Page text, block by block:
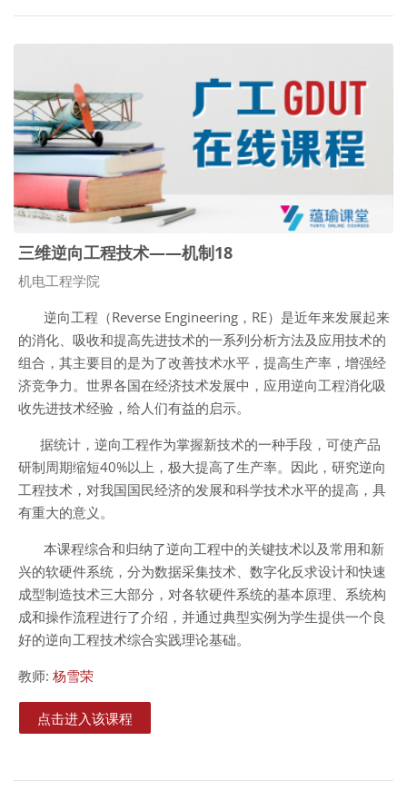
三维逆向工程技术——机制18
课程类别
机电工程学院
逆向工程（Reverse Engineering ， RE）是近年来发展起来
的消化、吸收和提高先进技术的一系列分析方法及应用技术的
组合，其主要目的是为了改善技术水平，提高生产率，增强经
济竞争力。世界各国在经济技术发展中，应用逆向工程消化吸
收先进技术经验，给人们有益的启示。
据统计，逆向工程作为掌握新技术的一种手段，可使产品
研制周期缩短40%以上，极大提高了生产率。因此，研究逆向
工程技术，对我国国民经济的发展和科学技术水平的提高，具
有重大的意义。
本课程综合和归纳了逆向工程中的关键技术以及常用和新
兴的软硬件系统，分为数据采集技术、数字化反求设计和快速
成型制造技术三大部分，对各软硬件系统的基本原理、系统构
成和操作流程进行了介绍，并通过典型实例为学生提供一个良
好的逆向工程技术综合实践理论基础。
教师: 杨雪荣
点击进入该课程